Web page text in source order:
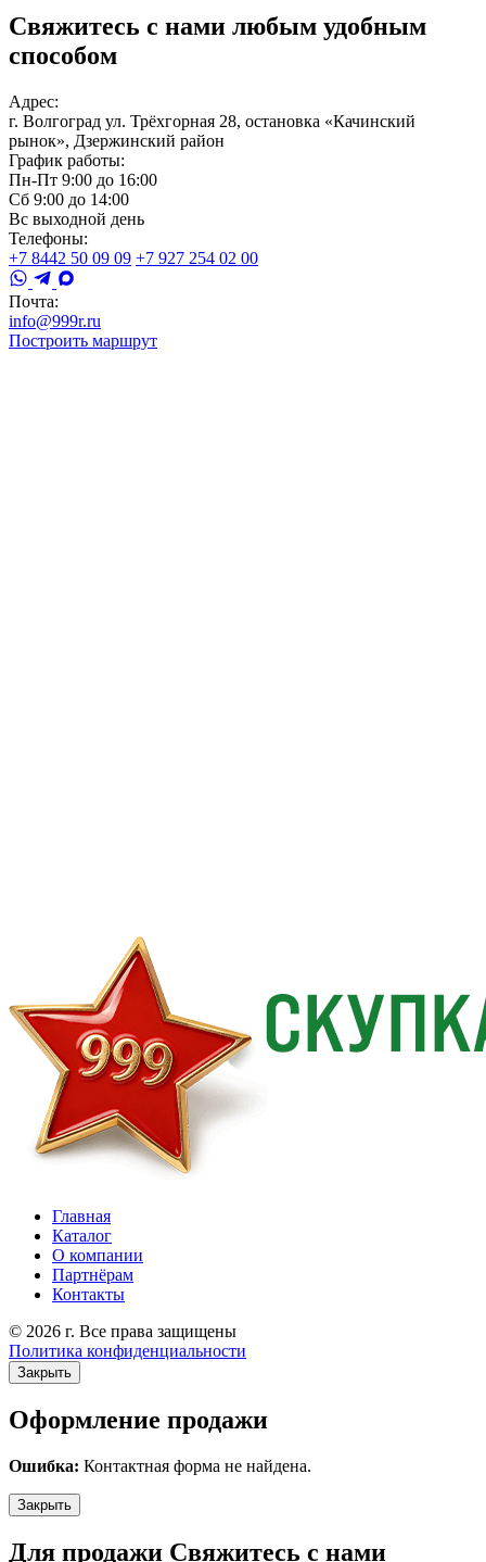
Свяжитесь с нами любым удобным
способом
Адрес:
г. Волгоград ул. Трёхгорная 28, остановка «Качинский
рынок», Дзержинский район
График работы:
Пн-Пт 9:00 до 16:00
Сб 9:00 до 14:00
Вс выходной день
Телефоны:
+7 8442 50 09 09 +7 927 254 02 00
Почта:
info@999r.ru
Построить маршрут
Главная
Каталог
О компании
Партнёрам
Контакты
© 2026 г. Все права защищены
Политика конфиденциальности
Закрыть
Оформление продажи
Ошибка: Контактная форма не найдена.
Закрыть
Для продажи Свяжитесь с нами